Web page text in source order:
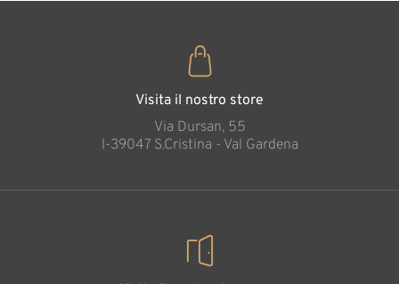
Visita il nostro store
Via Dursan, 55
l-39047 S.Cristina - Val Gardena